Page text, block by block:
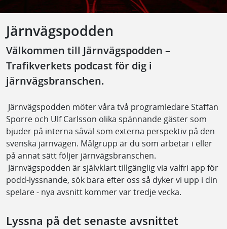
Järnvägspodden
Välkommen till Järnvägspodden –
Trafikverkets podcast för dig i
järnvägsbranschen.
Järnvägspodden möter våra två programledare Staffan
Sporre och Ulf Carlsson olika spännande gäster som
bjuder på interna såväl som externa perspektiv på den
svenska järnvägen. Målgrupp är du som arbetar i eller
på annat sätt följer järnvägsbranschen.
Järnvägspodden är självklart tillgänglig via valfri app för
podd-lyssnande, sök bara efter oss så dyker vi upp i din
spelare - nya avsnitt kommer var tredje vecka.
Lyssna på det senaste avsnittet